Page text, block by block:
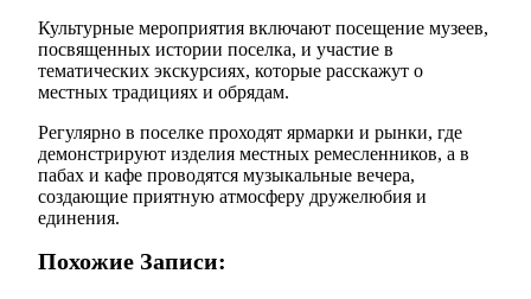
Культурные мероприятия включают посещение музеев,
посвященных истории поселка, и участие в
тематических экскурсиях, которые расскажут о
местных традициях и обрядам.
Регулярно в поселке проходят ярмарки и рынки, где
демонстрируют изделия местных ремесленников, а в
пабах и кафе проводятся музыкальные вечера,
создающие приятную атмосферу дружелюбия и
единения.
Похожие Записи: